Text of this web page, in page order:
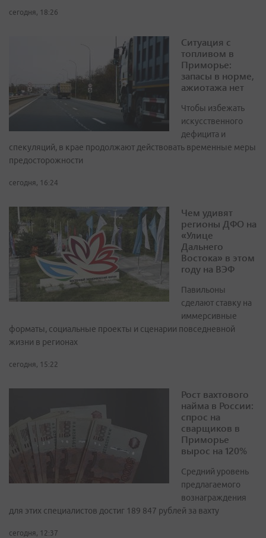
сегодня, 18:26
Ситуация с
топливом в
Приморье:
запасы в норме,
ажиотажа нет
Чтобы избежать
искусственного
дефицита и
спекуляций, в крае продолжают действовать временные меры
предосторожности
сегодня, 16:24
Чем удивят
регионы ДФО на
«Улице
Дальнего
Востока» в этом
году на ВЭФ
Павильоны
сделают ставку на
иммерсивные
форматы, социальные проекты и сценарии повседневной
жизни в регионах
сегодня, 15:22
Рост вахтового
найма в России:
спрос на
сварщиков в
Приморье
вырос на 120%
Средний уровень
предлагаемого
вознаграждения
для этих специалистов достиг 189 847 рублей за вахту
сегодня, 12:37